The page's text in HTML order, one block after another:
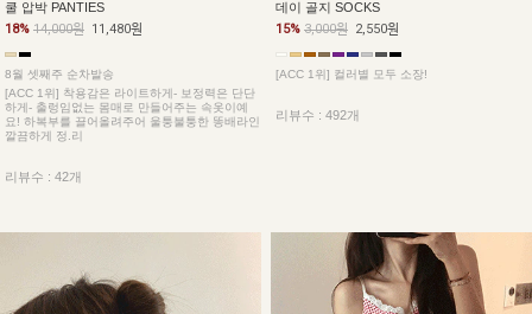
쿨 압박 PANTIES
18% 14,000원 11,480원
8월 셋째주 순차발송
[ACC 1위] 착용감은 라이트하게- 보정력은 단단
하게- 출렁임없는 몸매로 만들어주는 속옷이예
요! 하복부를 끌어올려주어 울퉁불퉁한 똥배라인
깔끔하게 정.리
리뷰수 : 42개
데이 골지 SOCKS
15% 3,000원 2,550원
[ACC 1위] 컬러별 모두 소장!
리뷰수 : 492개